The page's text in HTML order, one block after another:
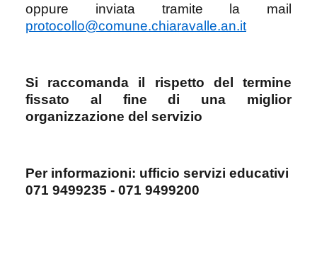
oppure inviata tramite la mail
protocollo@comune.chiaravalle.an.it
Si raccomanda il rispetto del termine
fissato al fine di una miglior
organizzazione del servizio
Per informazioni: ufficio servizi educativi
071 9499235 - 071 9499200